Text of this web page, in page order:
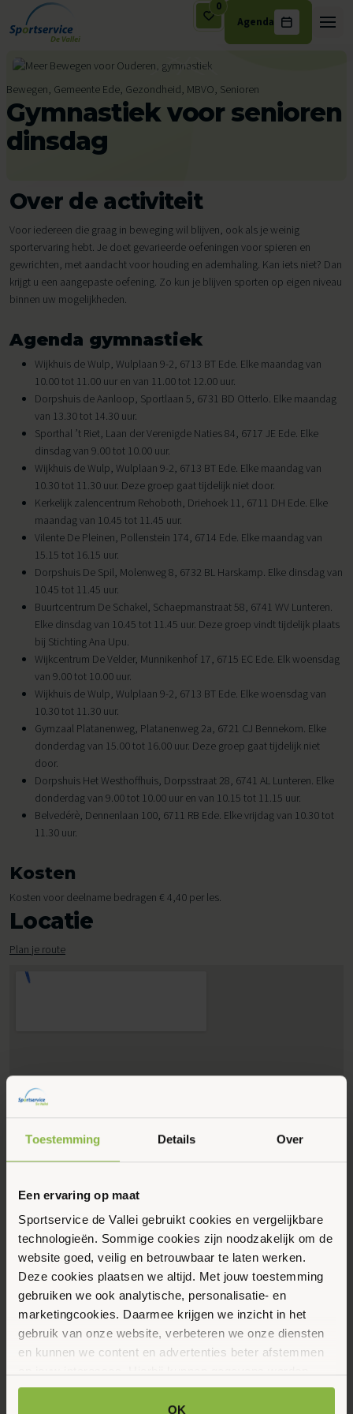
Toestemming Details Over
Een ervaring op maat
Sportservice de Vallei gebruikt cookies en vergelijkbare
technologieën. Sommige cookies zijn noodzakelijk om de
website goed, veilig en betrouwbaar te laten werken.
Deze cookies plaatsen we altijd. Met jouw toestemming
gebruiken we ook analytische, personalisatie- en
marketingcookies. Daarmee krijgen we inzicht in het
gebruik van onze website, verbeteren we onze diensten
en kunnen we content en advertenties beter afstemmen
gedeeld met externe partners.
OK
Ga naar de inhoud
0
Agenda
Bewegen, Gemeente Ede, Gezondheid, MBVO, Senioren
Gymnastiek voor senioren
dinsdag
Over de activiteit
Voor iedereen die graag in beweging wil blijven, ook als je weinig
sportervaring hebt. Je doet gevarieerde oefeningen voor spieren en
gewrichten, met aandacht voor houding en ademhaling. Kan iets niet? Dan
krijgt u een aangepaste oefening. Zo kun je blijven sporten op eigen niveau
binnen uw mogelijkheden.
Agenda gymnastiek
Wijkhuis de Wulp, Wulplaan 9-2, 6713 BT Ede. Elke maandag van
10.00 tot 11.00 uur en van 11.00 tot 12.00 uur.
Dorpshuis de Aanloop, Sportlaan 5, 6731 BD Otterlo. Elke maandag
van 13.30 tot 14.30 uur.
Sporthal ’t Riet, Laan der Verenigde Naties 84, 6717 JE Ede. Elke
dinsdag van 9.00 tot 10.00 uur.
Wijkhuis de Wulp, Wulplaan 9-2, 6713 BT Ede. Elke maandag van
10.30 tot 11.30 uur. Deze groep gaat tijdelijk niet door.
Kerkelijk zalencentrum Rehoboth, Driehoek 11, 6711 DH Ede. Elke
maandag van 10.45 tot 11.45 uur.
Vilente De Pleinen, Pollenstein 174, 6714 Ede. Elke maandag van
15.15 tot 16.15 uur.
Dorpshuis De Spil, Molenweg 8, 6732 BL Harskamp. Elke dinsdag van
10.45 tot 11.45 uur.
Buurtcentrum De Schakel, Schaepmanstraat 58, 6741 WV Lunteren.
Elke dinsdag van 10.45 tot 11.45 uur. Deze groep vindt tijdelijk plaats
bij Stichting Ana Upu.
Wijkcentrum De Velder, Munnikenhof 17, 6715 EC Ede. Elk woensdag
van 9.00 tot 10.00 uur.
Wijkhuis de Wulp, Wulplaan 9-2, 6713 BT Ede. Elke woensdag van
10.30 tot 11.30 uur.
Gymzaal Platanenweg, Platanenweg 2a, 6721 CJ Bennekom. Elke
donderdag van 15.00 tot 16.00 uur. Deze groep gaat tijdelijk niet
door.
Dorpshuis Het Westhoffhuis, Dorpsstraat 28, 6741 AL Lunteren. Elke
donderdag van 9.00 tot 10.00 uur en van 10.15 tot 11.15 uur.
Belvedérè, Dennenlaan 100, 6711 RB Ede. Elke vrijdag van 10.30 tot
11.30 uur.
Kosten
Kosten voor deelname bedragen € 4,40 per les.
Locatie
Plan je route
Eerstvolgende data Toon alle data
Dinsdag
11
Augustus 2026
09:00 - 10:00
Laan der Verenigde Naties 84, Ede